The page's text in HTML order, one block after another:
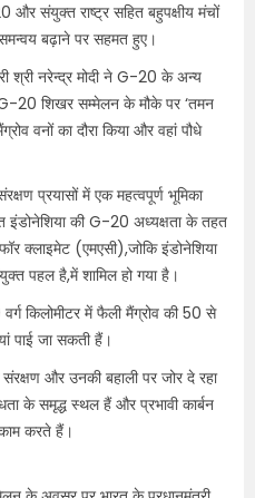
और संयुक्त राष्ट्र सहित बहुपक्षीय मंचों
बढ़ाने पर सहमत हुए।
श्री नरेन्द्र मोदी ने G-20 के अन्य
20 शिखर सम्मेलन के मौके पर ‘तमन
वनों का दौरा किया और वहां पौधे
प्रयासों में एक महत्वपूर्ण भूमिका
इंडोनेशिया की G-20 अध्यक्षता के तहत
क्लाइमेट (एमएसी),जोकि इंडोनेशिया
पहल है,में शामिल हो गया है।
किलोमीटर में फैली मैंग्रोव की 50 से
पाई जा सकती हैं।
और उनकी बहाली पर जोर दे रहा
के समृद्ध स्थल हैं और प्रभावी कार्बन
करते हैं।